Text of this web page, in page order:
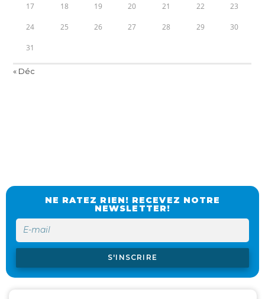
17 18 19 20 21 22 23
24 25 26 27 28 29 30
31
« Déc
NE RATEZ RIEN! RECEVEZ NOTRE
NEWSLETTER!
S'INSCRIRE